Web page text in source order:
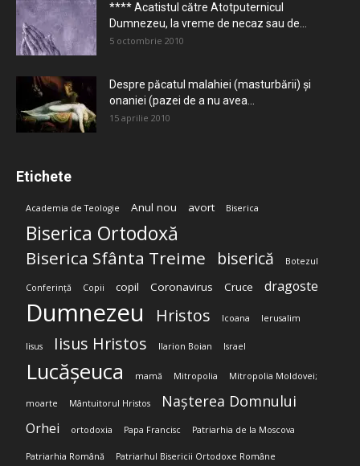
**** Acatistul către Atotputernicul
Dumnezeu, la vreme de necaz sau de...
5 octombrie 2010
Despre păcatul malahiei (masturbării) şi
onaniei (pazei de a nu avea...
15 aprilie 2010
Etichete
Academia de Teologie Anul nou avort Biserica
Biserica Ortodoxă
Biserica Sfânta Treime biserică Botezul
Conferință Copii copil Coronavirus Cruce dragoste
Dumnezeu Hristos Icoana Ierusalim
Iisus Iisus Hristos Ilarion Boian Israel
Lucășeuca mamă Mitropolia Mitropolia Moldovei;
moarte Mântuitorul Hristos Nașterea Domnului
Orhei ortodoxia Papa Francisc Patriarhia de la Moscova
Patriarhia Română Patriarhul Bisericii Ortodoxe Române